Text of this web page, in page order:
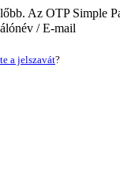
Az OTP Simple
/ E-mail
a jelszavát?